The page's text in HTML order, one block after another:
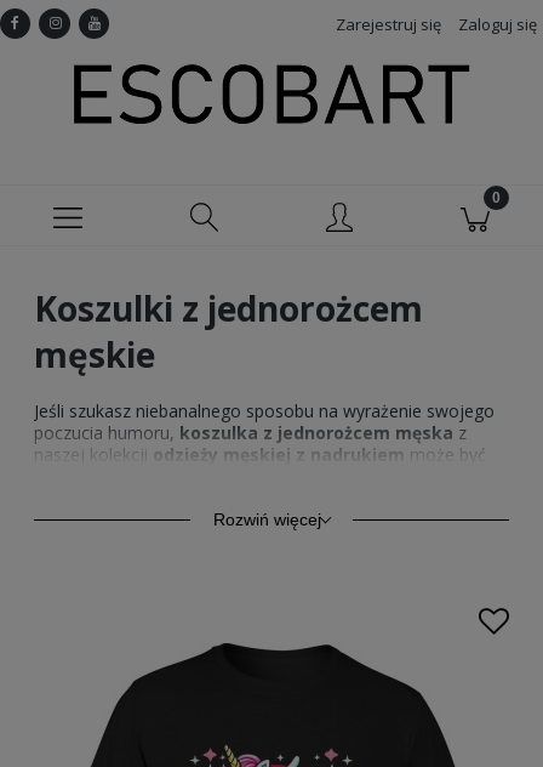
Zarejestruj się Zaloguj się
Koszulki z jednorożcem
męskie
Jeśli szukasz niebanalnego sposobu na wyrażenie swojego
poczucia humoru, koszulka z jednorożcem męska z
naszej kolekcji odzieży męskiej z nadrukiem może być
oryginalność w codziennej stylizacji. Dzięki nowoczesnym
jest trwała,
wygodna i miła w dotyku. Takie połączenie stylu i zabawy to
idealna opcja dla tych, którzy nie boją się być sobą.
Rozwiń więcej